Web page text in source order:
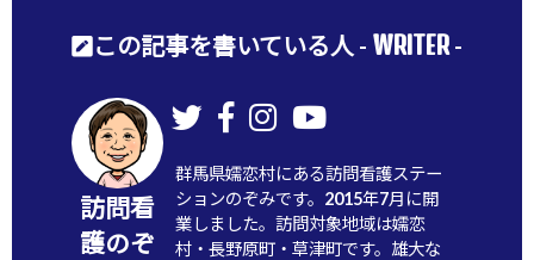
この記事を書いている人 - WRITER-
訪問看
護のぞ
群馬県嬬恋村にある訪問看護ステー
ションのぞみです。2015年7月に開
業しました。訪問対象地域は嬬恋
村・長野原町・草津町です。雄大な